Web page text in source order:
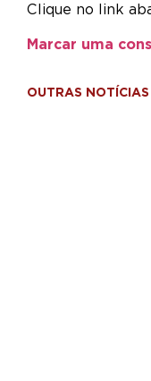
Clique no link
Marcar uma
OUTRAS NOTÍCIAS